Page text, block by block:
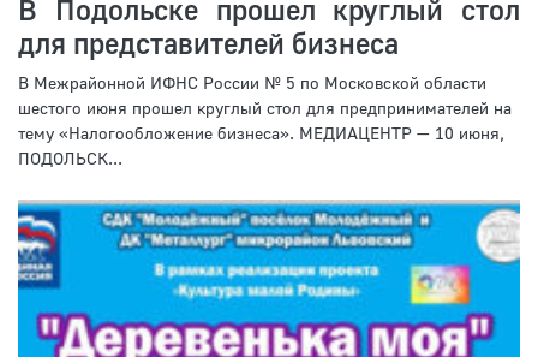
В Подольске прошел круглый стол
для представителей бизнеса
В Межрайонной ИФНС России № 5 по Московской области
шестого июня прошел круглый стол для предпринимателей на
тему «Налогообложение бизнеса». МЕДИАЦЕНТР — 10 июня,
ПОДОЛЬСК...